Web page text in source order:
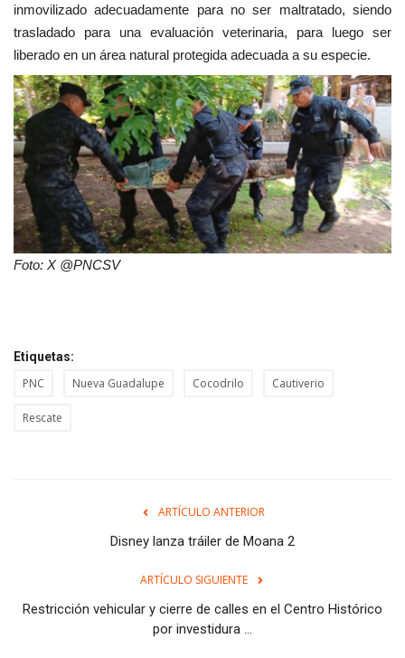
inmovilizado adecuadamente para no ser maltratado, siendo
trasladado para una evaluación veterinaria, para luego ser
liberado en un área natural protegida adecuada a su especie.
Foto: X @PNCSV
Etiquetas:
PNC Nueva Guadalupe Cocodrilo Cautiverio
Rescate
ARTÍCULO ANTERIOR
Disney lanza tráiler de Moana 2
ARTÍCULO SIGUIENTE
Restricción vehicular y cierre de calles en el Centro Histórico
por investidura ...